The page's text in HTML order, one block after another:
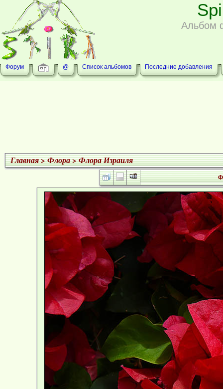
Альбом
Форум @ Список альбомов Последние добавления
Главная>Флора>Флора Израиля